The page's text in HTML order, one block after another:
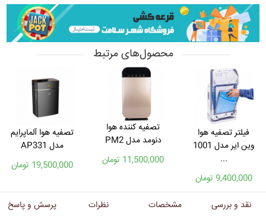
محصول‌های مرتبط
فیلتر تصفیه هوا
وین ایر مدل 1001
...
9,400,000 تومان
تصفیه کننده هوا
دنومد مدل PM2
11,500,000 تومان
تصفیه هوا آلماپرایم
مدل AP331
19,500,000 تومان
نقد و بررسی مشخصات نظرات پرسش و پاسخ